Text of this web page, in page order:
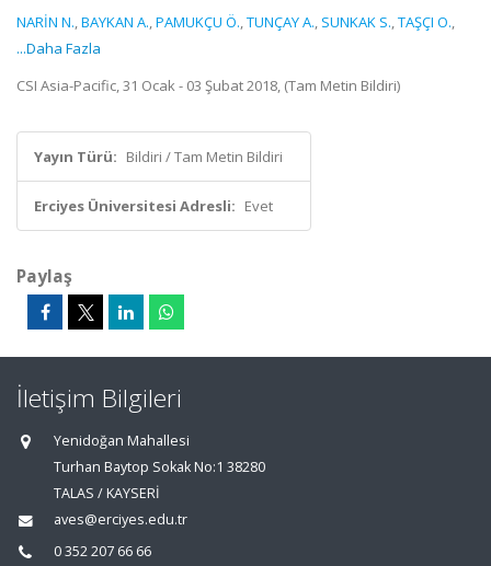
NARİN N.,BAYKAN A.,PAMUKÇU Ö.,TUNÇAY A., SUNKAK S.,TAŞÇI O.,
...Daha Fazla
CSI Asia-Pacific, 31 Ocak - 03 Şubat 2018, (Tam Metin Bildiri)
Yayın Türü: Bildiri / Tam Metin Bildiri
Erciyes Üniversitesi Adresli: Evet
Paylaş
İletişim Bilgileri
Yenidoğan Mahallesi
Turhan Baytop Sokak No:1 38280
TALAS / KAYSERİ
aves@erciyes.edu.tr
0 352 207 66 66